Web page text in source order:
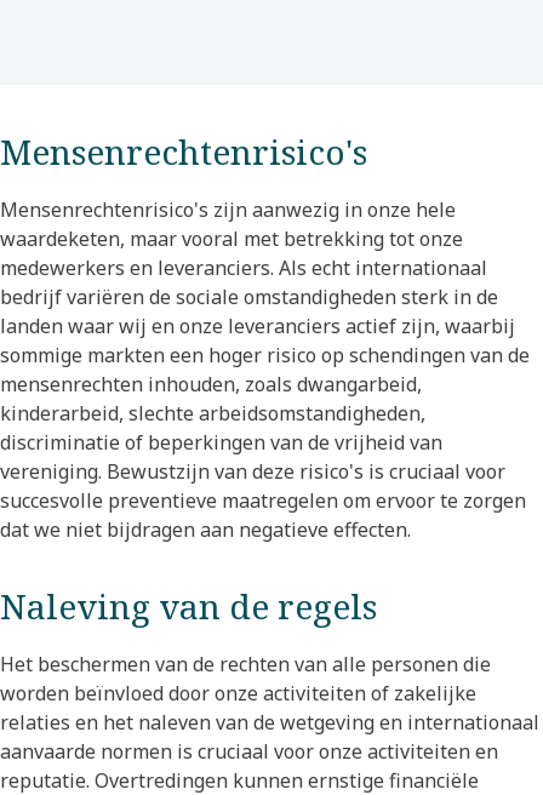
Mensenrechtenrisico's
Mensenrechtenrisico's zijn aanwezig in onze hele
waardeketen, maar vooral met betrekking tot onze
medewerkers en leveranciers. Als echt internationaal
bedrijf variëren de sociale omstandigheden sterk in de
landen waar wij en onze leveranciers actief zijn, waarbij
sommige markten een hoger risico op schendingen van de
mensenrechten inhouden, zoals dwangarbeid,
kinderarbeid, slechte arbeidsomstandigheden,
discriminatie of beperkingen van de vrijheid van
vereniging. Bewustzijn van deze risico's is cruciaal voor
succesvolle preventieve maatregelen om ervoor te zorgen
dat we niet bijdragen aan negatieve effecten.
Naleving van de regels
Het beschermen van de rechten van alle personen die
worden beïnvloed door onze activiteiten of zakelijke
relaties en het naleven van de wetgeving en internationaal
aanvaarde normen is cruciaal voor onze activiteiten en
reputatie. Overtredingen kunnen ernstige financiële